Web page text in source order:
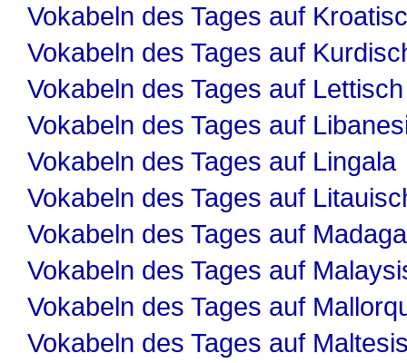
Vokabeln des Tages auf
Vokabeln des Tages auf
Vokabeln des Tages auf Lettisch
Vokabeln des Tages auf
Vokabeln des Tages auf Lingala
Vokabeln des Tages auf
Vokabeln des Tages auf
Vokabeln des Tages auf
Vokabeln des Tages auf
Vokabeln des Tages auf